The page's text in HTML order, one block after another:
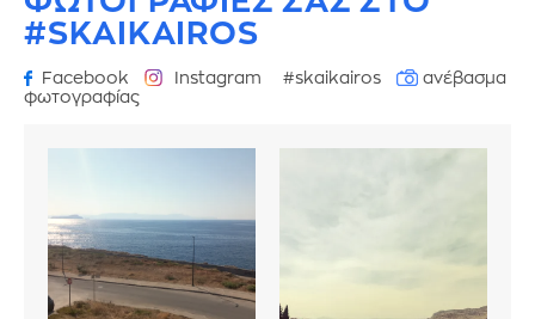
#SKAIKAIROS
Facebook Instagram #skaikairos
ανέβασμα
φωτογραφίας